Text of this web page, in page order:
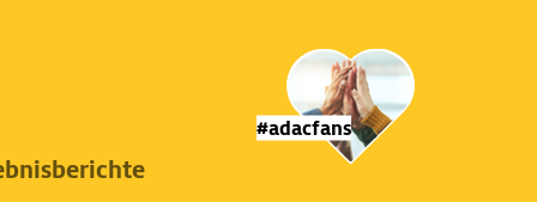
#adacfans